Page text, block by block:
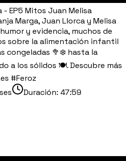
EP5 Mitos Juan Melisa
Marga, Juan Llorca y Melisa
y evidencia, muchos de
sobre la alimentación infantil
congeladas 🥦❄️ hasta la
a los sólidos 🍽️. Descubre más
#Feroz
Duración: 47:59